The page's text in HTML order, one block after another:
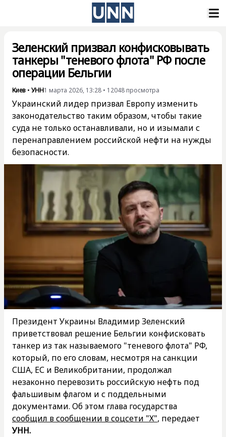
Зеленский призвал конфисковывать
танкеры "теневого флота" РФ после
операции Бельгии
Киев • УНН1 марта 2026, 13:28 • 12048 просмотра
Украинский лидер призвал Европу изменить
законодательство таким образом, чтобы такие
суда не только останавливали, но и изымали с
перенаправлением российской нефти на нужды
безопасности.
Президент Украины Владимир Зеленский
приветствовал решение Бельгии конфисковать
танкер из так называемого "теневого флота" РФ,
который, по его словам, несмотря на санкции
США, ЕС и Великобритании, продолжал
незаконно перевозить российскую нефть под
фальшивым флагом и с поддельными
документами. Об этом глава государства
сообщил в сообщении в соцсети "Х", передает
УНН.